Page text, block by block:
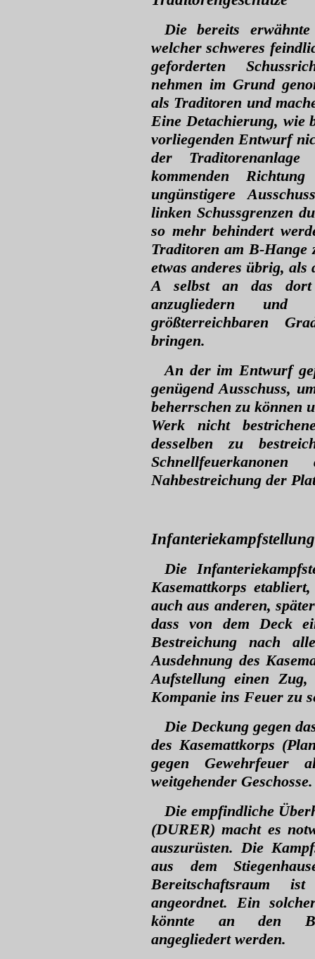
Die bereits
welcher schweres
geforderten
nehmen im Grund
als Traditoren und
Eine Detachierung, wie
vorliegenden Entwurf
der
kommenden
ungünstigere
linken Schussgrenzen
so mehr behindert
Traditoren am B-Hange
etwas anderes übrig,
A selbst an das dort
anzugliedern
größterreichbaren
bringen.
An der im Entwurf
genügend Ausschuss,
beherrschen zu können
Werk nicht
desselben zu
Nahbestreichung der
Infanteriekampfstellung
Die
Kasemattkorps
auch aus anderen,
dass von dem Deck
Bestreichung nach
Ausdehnung des
Aufstellung einen
Kompanie ins Feuer zu
Die Deckung gegen
des Kasemattkorps
gegen Gewehrfeuer
weitgehender
Die empfindliche
(DURER) macht es
auszurüsten. Die
aus dem
Bereitschaftsraum
angeordnet. Ein
könnte an den
angegliedert werden.